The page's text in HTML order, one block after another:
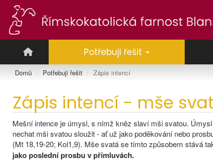
Potřebuji řešit
Domů Potřebuji řešit Zápis intencí
Zápis intencí - mše
Mešní intence je úmysl, s nímž kněz slaví mši svatou.
nechat mši svatou sloužit - ať už jako poděkování nebo
(Mt 18,19-20; Kol1,9). Mše svatá se tímto způsobem stává
jako poslední prosbu v přímluvách.